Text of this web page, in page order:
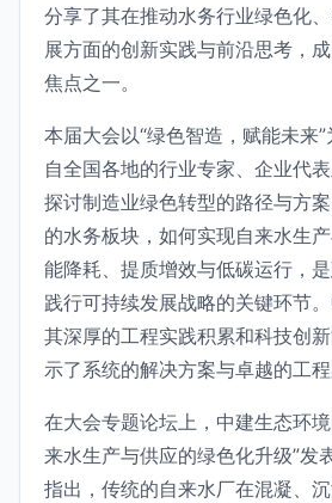
分享了其在推动水务行业绿色化
展方面的创新实践与前沿思考，
焦点之一。
本届大会以“绿色智造，赋能未来
自全国各地的行业专家、企业代
探讨制造业绿色转型的路径与方
的水务板块，如何实现自来水生
能降耗、提质增效与低碳运行，是
践行可持续发展战略的关键环节
其深厚的工程实践积累和科技创
示了系统的解决方案与卓越的工程
在大会专题论坛上，中建生态环
来水生产与供应的绿色化升级”发
指出，传统的自来水厂在混凝、